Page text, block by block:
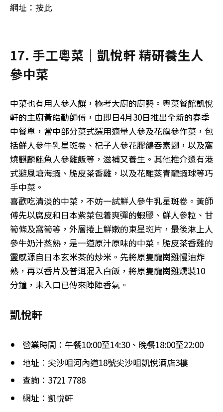
網址：按此
17. 手工粵菜｜凱悅軒 精研養生人
參中菜
中菜也有用人參入饌，極考大廚的廚藝。粵菜餐館凱悅
軒的主廚黃皓勤師傅，由即日4月30日推出全新的春季
中餐單，當中部分菜式選用適量人參及花旗參作菜，包
括鮮人參牛乳星斑卷、杞子人參花膠鴿吞素翅，以及窩
燒麒麟鮑魚人參雞飯等，滋補又養生。其他推介還有港
式避風塘海蝦、脆皮茶香雞，以及花雕蒸青龍蝦球等巧
手中菜。
喜歡吃清淡的中菜，不妨一試鮮人參牛乳星斑卷。黃師
傅先以腐皮和日本紫菜包着爽彈的蝦膠、鮮人參粒、甘
筍條及窩筍等，外層捲上鮮嫩的東星斑片，最後淋上人
參牛奶汁蒸熟，是一道原汁原味的中菜。脆皮茶香雞的
靈感源自日本玄米茶的炒米。先將原隻龍崗雞慢油炸
熟，再以香片及普洱混入白飯，將原隻龍崗雞燻製10
分鐘，未入口已傳來陣陣香氣。
凱悅軒
營業時間：午餐10:00至14:30、晚餐18:00至22:00
地址︰尖沙咀河內道18號尖沙咀凱悅酒店3樓
查詢：3721 7788
網址：凱悅軒